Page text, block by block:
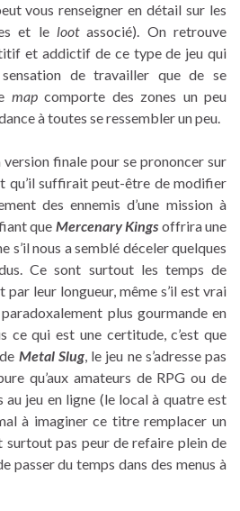
vous renseigner en détail sur les
et le lootassocié). On retrouve
et addictif de ce type de jeu qui
de travailler que de se
mapcomporte des zones un peu
à toutes se ressembler un peu.
finale pour se prononcer sur
qu’il suffirait peut-être de modifier
des ennemis d’une mission à
que Mercenary Kings offrira une
s’il nous a semblé déceler quelques
Ce sont surtout les temps de
leur longueur, même s’il est vrai
plus gourmande en
ce qui est une certitude, c’est que
Metal Slug, le jeu ne s’adresse pas
qu’aux amateurs de RPG ou de
au jeu en ligne (le local à quatre est
à imaginer ce titre remplacer un
surtout pas peur de refaire plein de
passer du temps dans des menus à